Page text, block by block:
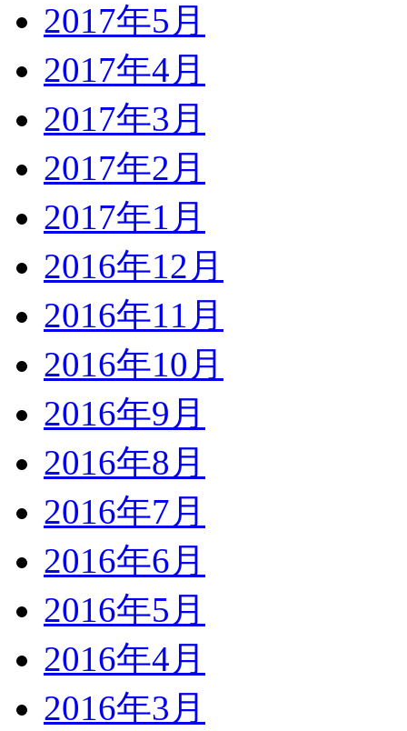
2017年5月
2017年4月
2017年3月
2017年2月
2017年1月
2016年12月
2016年11月
2016年10月
2016年9月
2016年8月
2016年7月
2016年6月
2016年5月
2016年4月
2016年3月